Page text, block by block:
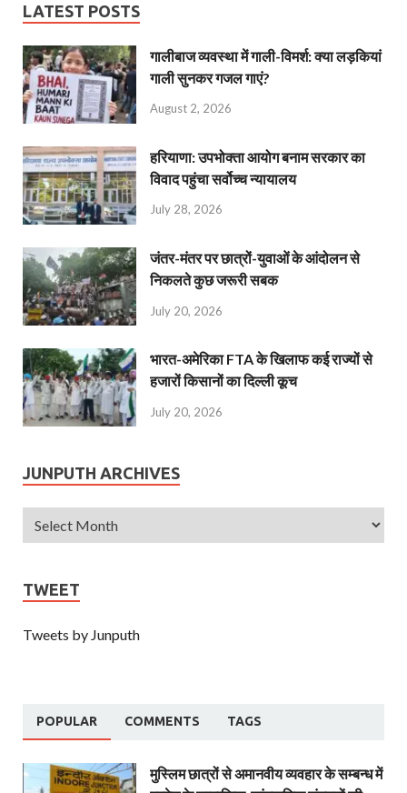
LATEST POSTS
गालीबाज व्‍यवस्‍था में गाली-विमर्श: क्या लड़कियां
गाली सुनकर गजल गाएं?
August 2, 2026
हरियाणा: उपभोक्ता आयोग बनाम सरकार का
विवाद पहुंचा सर्वोच्च न्यायालय
July 28, 2026
जंतर-मंतर पर छात्रों-युवाओं के आंदोलन से
निकलते कुछ जरूरी सबक
July 20, 2026
भारत-अमेरिका FTA के खिलाफ कई राज्यों से
हजारों किसानों का दिल्ली कूच
July 20, 2026
JUNPUTH ARCHIVES
TWEET
Tweets by Junputh
POPULAR COMMENTS TAGS
मुस्लिम छात्रों से अमानवीय व्यवहार के सम्बन्ध में